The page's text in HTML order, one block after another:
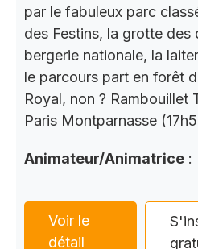
par le fabuleux parc
des Festins, la grotte des
bergerie nationale, la
le parcours part en forêt
Royal, non ? Rambouillet
Paris Montparnasse
Animateur/Animatrice :
Voir le
détail